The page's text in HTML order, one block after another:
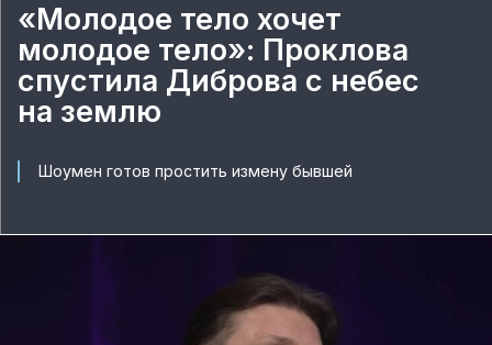
«Молодое тело хочет
молодое тело»: Проклова
спустила Диброва с небес
на землю
Шоумен готов простить измену бывшей